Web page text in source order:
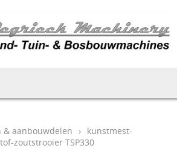
& aanbouwdelen › kunstmest-
zoutstrooier TSP330